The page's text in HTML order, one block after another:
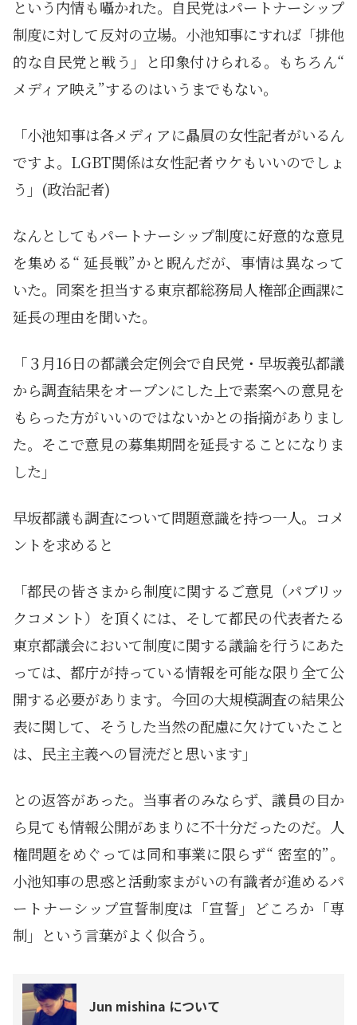
という内情も囁かれた。自民党はパートナーシップ
制度に対して反対の立場。小池知事にすれば「排他
的な自民党と戦う」と印象付けられる。もちろん“
メディア映え”するのはいうまでもない。
「小池知事は各メディアに贔屓の女性記者がいるん
ですよ。LGBT関係は女性記者ウケもいいのでしょ
う」(政治記者)
なんとしてもパートナーシップ制度に好意的な意見
を集める“ 延長戦”かと睨んだが、事情は異なって
いた。同案を担当する東京都総務局人権部企画課に
延長の理由を聞いた。
「３月16日の都議会定例会で自民党・早坂義弘都議
から調査結果をオープンにした上で素案への意見を
もらった方がいいのではないかとの指摘がありまし
た。そこで意見の募集期間を延長することになりま
した」
早坂都議も調査について問題意識を持つ一人。コメ
ントを求めると
「都民の皆さまから制度に関するご意見（パブリッ
クコメント）を頂くには、そして都民の代表者たる
東京都議会において制度に関する議論を行うにあた
っては、都庁が持っている情報を可能な限り全て公
開する必要があります。今回の大規模調査の結果公
表に関して、そうした当然の配慮に欠けていたこと
は、民主主義への冒涜だと思います」
との返答があった。当事者のみならず、議員の目か
ら見ても情報公開があまりに不十分だったのだ。人
権問題をめぐっては同和事業に限らず“ 密室的”。
小池知事の思惑と活動家まがいの有識者が進めるパ
ートナーシップ宣誓制度は「宣誓」どころか「専
制」という言葉がよく似合う。
Jun mishina について